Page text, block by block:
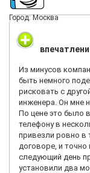
Город: Москва
Из минусов
быть немного
рисковать с
инженера. Он мне
По цене это было
телефону в
привезли ровно в
договоре, и
следующий день
установили два